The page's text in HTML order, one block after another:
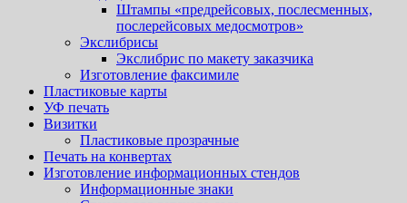
Штампы «предрейсовых, послесменных,
послерейсовых медосмотров»
Экслибрисы
Экслибрис по макету заказчика
Изготовление факсимиле
Пластиковые карты
УФ печать
Визитки
Пластиковые прозрачные
Печать на конвертах
Изготовление информационных стендов
Информационные знаки